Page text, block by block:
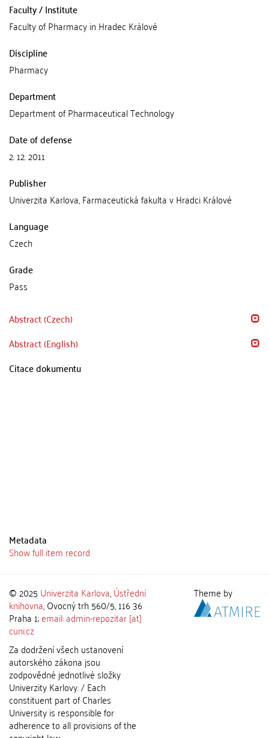
Faculty / Institute
Faculty of Pharmacy in Hradec Králové
Discipline
Pharmacy
Department
Department of Pharmaceutical Technology
Date of defense
2. 12. 2011
Publisher
Univerzita Karlova, Farmaceutická fakulta v Hradci Králové
Language
Czech
Grade
Pass
Abstract (Czech)
Abstract (English)
Citace dokumentu
Metadata
Show full item record
© 2025 Univerzita Karlova,Ústřední
knihovna, Ovocný trh 560/5, 116 36
Praha 1;email: admin-repozitar [at]
cuni.cz
Za dodržení všech ustanovení
autorského zákona jsou
zodpovědné jednotlivé složky
Univerzity Karlovy. / Each
constituent part of Charles
University is responsible for
adherence to all provisions of the
Theme by